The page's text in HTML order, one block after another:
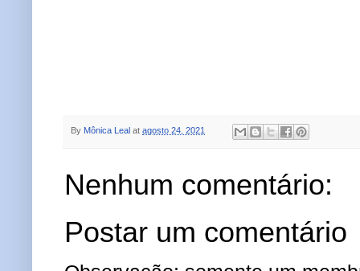
By Mônica Leal at agosto 24, 2021
Nenhum comentário:
Postar um comentário